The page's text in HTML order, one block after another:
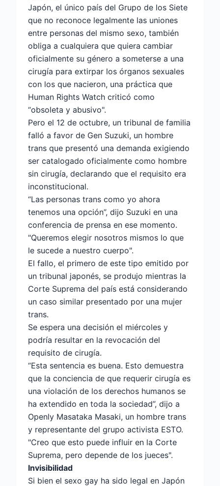
Japón, el único país del Grupo de los Siete
que no reconoce legalmente las uniones
entre personas del mismo sexo, también
obliga a cualquiera que quiera cambiar
oficialmente su género a someterse a una
cirugía para extirpar los órganos sexuales
con los que nacieron, una práctica que
Human Rights Watch criticó como
“obsoleta y abusivo".
Pero el 12 de octubre, un tribunal de familia
falló a favor de Gen Suzuki, un hombre
trans que presentó una demanda exigiendo
ser catalogado oficialmente como hombre
sin cirugía, declarando que el requisito era
inconstitucional.
“Las personas trans como yo ahora
tenemos una opción”, dijo Suzuki en una
conferencia de prensa en ese momento.
"Queremos elegir nosotros mismos lo que
le sucede a nuestro cuerpo".
El fallo, el primero de este tipo emitido por
un tribunal japonés, se produjo mientras la
Corte Suprema del país está considerando
un caso similar presentado por una mujer
trans.
Se espera una decisión el miércoles y
podría resultar en la revocación del
requisito de cirugía.
“Esta sentencia es buena. Esto demuestra
que la conciencia de que requerir cirugía es
una violación de los derechos humanos se
ha extendido en toda la sociedad”, dijo a
Openly Masataka Masaki, un hombre trans
y representante del grupo activista ESTO.
"Creo que esto puede influir en la Corte
Suprema, pero depende de los jueces".
Invisibilidad
Si bien el sexo gay ha sido legal en Japón